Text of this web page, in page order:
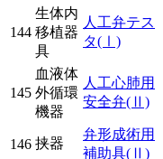
144
生体内
移植器
具
人工弁テス
タ(Ⅰ)
145
血液体
外循環
機器
人工心肺用
安全弁(Ⅱ)
146 挟器
弁形成術用
補助具(Ⅱ)